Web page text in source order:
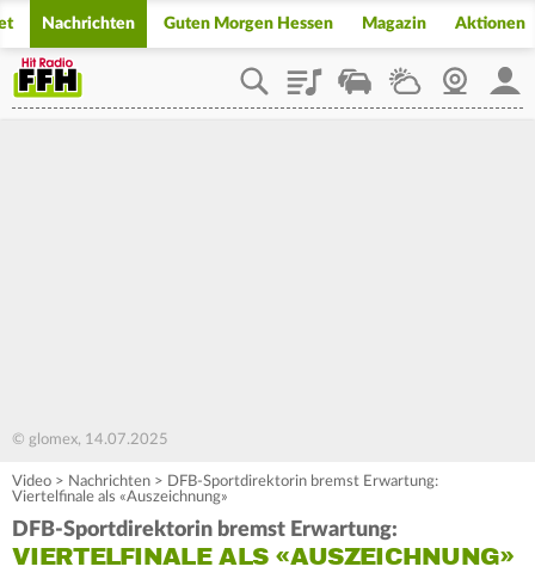
Nachrichten Guten Morgen Hessen Magazin Aktionen
PlaylistStaupilotWetterWebcam
© glomex, 14.07.2025
Video > Nachrichten > DFB-Sportdirektorin bremst Erwartung:
Viertelfinale als «Auszeichnung»
DFB-Sportdirektorin bremst Erwartung:
VIERTELFINALE ALS «AUSZEICHNUNG»